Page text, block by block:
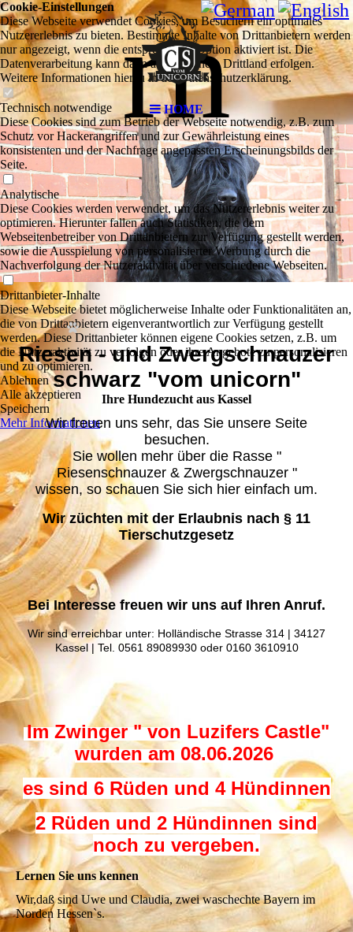
HOME
rn
Riesen - und Zwerg­schnauzer
schwarz "vom unicorn"
Ihre Hunde­zucht aus Kassel
Wir freuen uns sehr, das Sie unsere Seite
besuchen.
Sie wollen mehr über die Rasse "
Riesenschnauzer & Zwergschnauzer "
wissen, so schauen Sie sich hier einfach um.
Wir züchten mit der Erlaubnis nach § 11
Tierschutzgesetz
Bei Interesse freuen wir uns auf Ihren Anruf.
Wir sind erreichbar unter: Holländische Strasse 314 | 34127
Kassel | Tel. 0561 89089930 oder 0160 3610910
Im Zwinger " von Luzifers Castle"
wurden am 08.06.2026
es sind 6 Rüden und 4 Hündinnen
2 Rüden und 2 Hündinnen sind
noch zu vergeben.
Lernen Sie uns kennen
Wir,daß sind Uwe und Claudia, zwei waschechte Bayern im
Norden Hessen`s.
Cookie-Einstellungen
Diese Webseite verwendet Cookies, um Besuchern ein optimales
Nutzererlebnis zu bieten. Bestimmte Inhalte von Drittanbietern werden
nur angezeigt, wenn die entsprechende Option aktiviert ist. Die
Datenverarbeitung kann dann auch in einem Drittland erfolgen.
Weitere Informationen hierzu in der Datenschutzerklärung.
Technisch notwendige
Diese Cookies sind zum Betrieb der Webseite notwendig, z.B. zum
Schutz vor Hackerangriffen und zur Gewährleistung eines
konsistenten und der Nachfrage angepassten Erscheinungsbilds der
Seite.
Analytische
Diese Cookies werden verwendet, um das Nutzererlebnis weiter zu
optimieren. Hierunter fallen auch Statistiken, die dem
Webseitenbetreiber von Drittanbietern zur Verfügung gestellt werden,
sowie die Ausspielung von personalisierter Werbung durch die
Nachverfolgung der Nutzeraktivität über verschiedene Webseiten.
Drittanbieter-Inhalte
Diese Webseite bietet möglicherweise Inhalte oder Funktionalitäten an,
die von Drittanbietern eigenverantwortlich zur Verfügung gestellt
werden. Diese Drittanbieter können eigene Cookies setzen, z.B. um
die Nutzeraktivität zu verfolgen oder ihre Angebote zu personalisieren
und zu optimieren.
Ablehnen
Alle akzeptieren
Speichern
Mehr Informationen